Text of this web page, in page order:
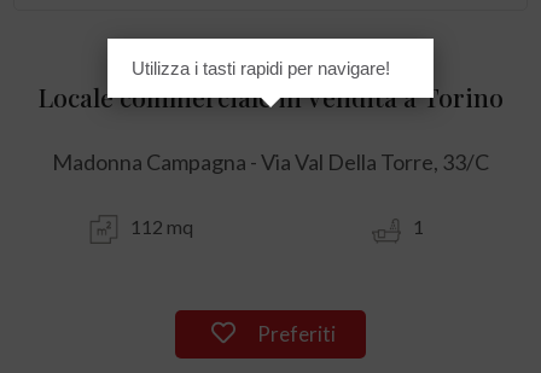
Locale commerciale in Vendita a Torino
Madonna Campagna - Via Val Della Torre, 33/C
112 mq 1
Preferiti
Utilizza i tasti rapidi per navigare!